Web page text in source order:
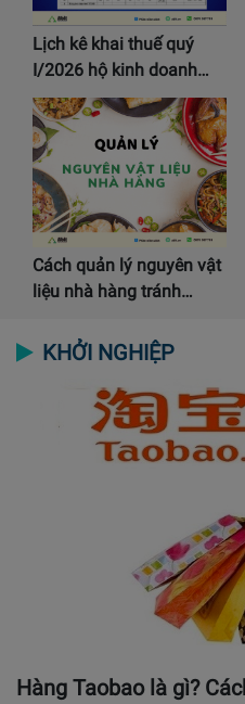
Lịch kê khai thuế quý
I/2026 hộ kinh doanh…
Cách quản lý nguyên vật
liệu nhà hàng tránh…
KHỞI NGHIỆP
Hàng Taobao là gì?